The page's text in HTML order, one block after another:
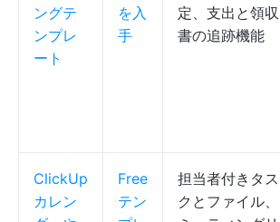
ングテ
ンプレ
ート
を入
手
定、支出と領収
書の追跡機能
ClickUp
カレン
Free
テン
担当者付きタス
クとファイル、